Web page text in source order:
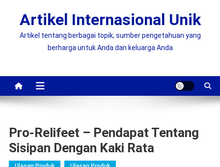
Artikel Internasional Unik
Artikel tentang berbagai topik, sumber pengetahuan yang
berharga untuk Anda dan keluarga Anda
Pro-Relifeet – Pendapat Tentang
Sisipan Dengan Kaki Rata